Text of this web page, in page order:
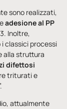
sono realizzati,
adesione al PP
Inoltre,
classici processi
alla struttura
difettosi
triturati e
attualmente